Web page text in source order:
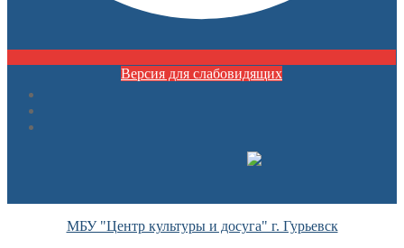
Версия для слабовидящих
МБУ "Центр культуры и досуга" г. Гурьевск